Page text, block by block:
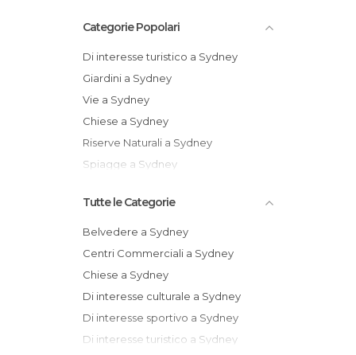
Categorie Popolari
Di interesse turistico a Sydney
Giardini a Sydney
Vie a Sydney
Chiese a Sydney
Riserve Naturali a Sydney
Spiagge a Sydney
Tutte le Categorie
Belvedere a Sydney
Centri Commerciali a Sydney
Chiese a Sydney
Di interesse culturale a Sydney
Di interesse sportivo a Sydney
Di interesse turistico a Sydney